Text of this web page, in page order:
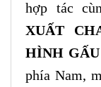
hợp tác
XUẤT
HÌNH
phía Nam,